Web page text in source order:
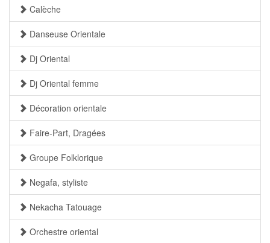
Calèche
Danseuse Orientale
Dj Oriental
Dj Oriental femme
Décoration orientale
Faire-Part, Dragées
Groupe Folklorique
Negafa, styliste
Nekacha Tatouage
Orchestre oriental